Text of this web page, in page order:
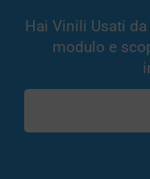
Hai Vinili Usati
modulo e